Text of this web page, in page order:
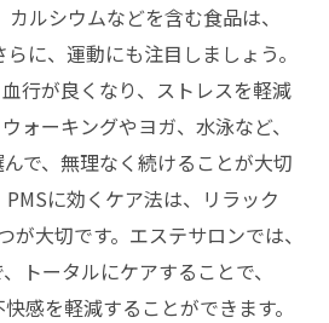
ルシウムなどを含む食品は、
に、運動にも注目しましょう。
行が良くなり、ストレスを軽減
ォーキングやヨガ、水泳など、
で、無理なく続けることが大切
に効くケア法は、リラック
が大切です。エステサロンでは、
トータルにケアすることで、
感を軽減することができます。